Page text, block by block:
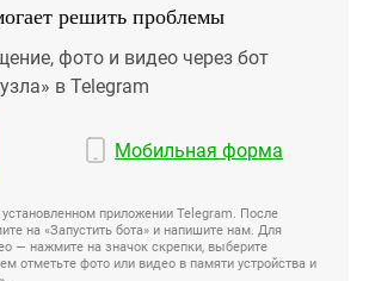
решить проблемы
фото и видео через бот
в Telegram
Мобильная форма
установленном приложении Telegram. После
на «Запустить бота» и напишите нам. Для
— нажмите на значок скрепки, выберите
отметьте фото или видео в памяти устройства и